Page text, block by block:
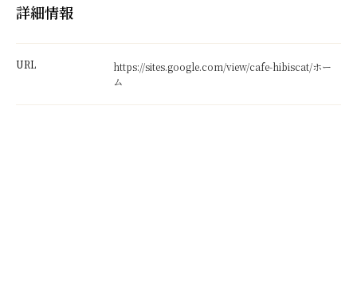
詳細情報
URL
https://sites.google.com/view/cafe-hibiscat/ホー
ム